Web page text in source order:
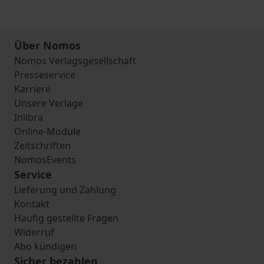
Über Nomos
Nomos Verlagsgesellschaft
Presseservice
Karriere
Unsere Verlage
Inlibra
Online-Module
Zeitschriften
NomosEvents
Service
Lieferung und Zahlung
Kontakt
Häufig gestellte Fragen
Widerruf
Abo kündigen
Sicher bezahlen